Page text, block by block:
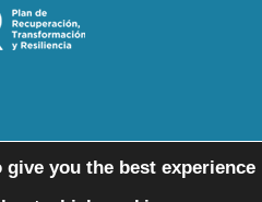
you the best experience